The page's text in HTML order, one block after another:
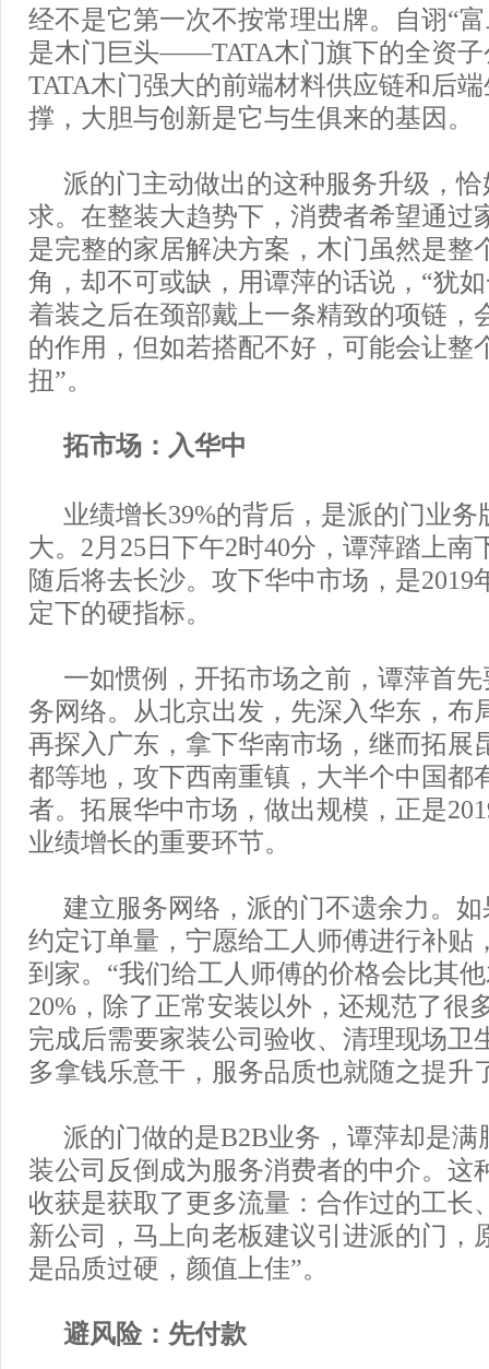
经不是它第一次不按常理出牌。自诩“
是木门巨头——TATA木门旗下的全资子
TATA木门强大的前端材料供应链和后
撑，大胆与创新是它与生俱来的基因。
派的门主动做出的这种服务升级，
求。在整装大趋势下，消费者希望通过
是完整的家居解决方案，木门虽然是整
角，却不可或缺，用谭萍的话说，“犹
着装之后在颈部戴上一条精致的项链，
的作用，但如若搭配不好，可能会让整
扭”。
拓市场：入华中
业绩增长39%的背后，是派的门业务
大。2月25日下午2时40分，谭萍踏上南
随后将去长沙。攻下华中市场，是2019
定下的硬指标。
一如惯例，开拓市场之前，谭萍首
务网络。从北京出发，先深入华东，布
再探入广东，拿下华南市场，继而拓展
都等地，攻下西南重镇，大半个中国都
者。拓展华中市场，做出规模，正是
业绩增长的重要环节。
建立服务网络，派的门不遗余力。
约定订单量，宁愿给工人师傅进行补贴
到家。“我们给工人师傅的价格会比其
20%，除了正常安装以外，还规范了很
完成后需要家装公司验收、清理现场卫
多拿钱乐意干，服务品质也就随之提升
派的门做的是B2B业务，谭萍却是满
装公司反倒成为服务消费者的中介。这
收获是获取了更多流量：合作过的工长
新公司，马上向老板建议引进派的门，
是品质过硬，颜值上佳”。
避风险：先付款